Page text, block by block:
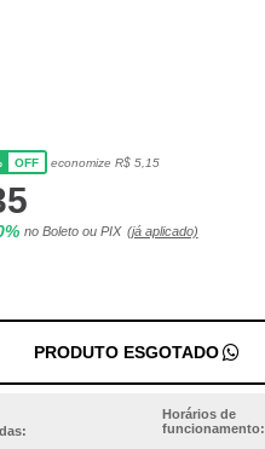
OFF economize R$ 5,15
no Boleto ou PIX (já aplicado)
PRODUTO ESGOTADO
Horários de
funcionamento: